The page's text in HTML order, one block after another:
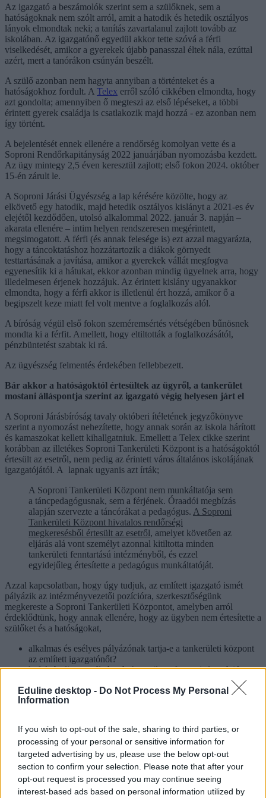
Eduline desktop - Do Not Process My Personal
Information
If you wish to opt-out of the sale, sharing to third parties, or
processing of your personal or sensitive information for
targeted advertising by us, please use the below opt-out
section to confirm your selection. Please note that after your
opt-out request is processed you may continue seeing
interest-based ads based on personal information utilized by
Az igazgató a beszámolók szerint sem a szülőknek, sem a
hatóságoknak nem szólt arról, amit a hatodik és hetedik osztályos
lányok elmondtak neki; a tanítás zavartalanul zajlott tovább az
iskolában. Az igazgatónő egyedül akkor tette szóvá a férfi
viselkedését, amikor a gyerekek újabb panasszal éltek nála, ezúttal
azért, mert a tanórákon csúnyán beszélt.
A szülő azonban nem hagyta annyiban a történteket és a
hatóságokhoz fordult. A Telex erről szóló cikkében elmondta, hogy
azt gondolta; amennyiben ő megteszi az első lépéseket, a többi
érintett gyerek családja is csatlakozik majd hozzá - ez azonban nem
így történt.
A bejelentését ennek ellenére a rendőrség komolyan vette és a
Soproni Rendőrkapitányság 2022 januárjában nyomozásba kezdett.
Az ügy mintegy 2,5 éven keresztül zajlott; első fokon 2024. október
15-én zárult le.
A Soproni Járási Ügyészség a lap kérésére közölte, hogy az
elkövető egy hatodik, majd hetedik osztályos kislányt a 2021-es év
elejétől kezdődően, utolsó alkalommal 2022. január 3. napján –
akarata ellenére – intim helyen rendszeresen megérintett,
megsimogatott. A férfi (és annak felesége is) ezt azzal magyarázta,
hogy a táncoktatáshoz hozzátartozik a diákok görnyedt
testtartásának a javítása, amikor a gyerekek vállát megfogva
egyenesítik ki a hátukat, ekkor azonban mindig ügyelnek arra, hogy
illedelmesen érjenek hozzájuk. Az érintett kislány ugyanakkor
elmondta, hogy a férfi akkor is illetlenül ért hozzá, amikor ő a
begipszelt keze miatt fel volt mentve a foglalkozás alól.
A bíróság végül első fokon szeméremsértés vétségében bűnösnek
mondta ki a férfit. Amellett, hogy eltiltották a foglalkozásától,
pénzbüntetést szabtak ki rá.
Az ügyészség felmentés érdekében fellebbezett.
Bár akkor a hatóságoktól értesültek az ügyről, a tankerület
mostani álláspontja szerint az igazgató végig helyesen járt el
A Soproni Járásbíróság tavaly októberi ítéletének jegyzőkönyve
szerint a nyomozást nehezítette, hogy annak során az iskola hárított
és kamaszokat kellett kihallgatniuk. Emellett a Telex cikke szerint
korábban az illetékes Soproni Tankerületi Központ is a hatóságoktól
értesült az esetről, nem pedig az érintett város általános iskolájának
igazgatójától. A lapnak ugyanis azt írták;
A Soproni Tankerületi Központ nem munkáltatója sem
a táncpedagógusnak, sem a férjének. Óraadói megbízás
alapján szervezte a táncórákat a pedagógus. A Soproni
Tankerületi Központ hivatalos rendőrségi
megkeresésből értesült az esetről, amelyet követően az
eljárás alá vont személyt azonnal kitiltotta minden
tankerületi fenntartású intézményből, és ezzel
egyidejűleg értesítette a pedagógus munkáltatóját.
Azzal kapcsolatban, hogy úgy tudjuk, az említett igazgató ismét
pályázik az intézményvezetői pozícióra, szerkesztőségünk
megkereste a Soproni Tankerületi Központot, amelyben arról
érdeklődtünk, hogy annak ellenére, hogy az ügyben nem értesítette a
szülőket és a hatóságokat,
alkalmas és esélyes pályázónak tartja-e a tankerületi központ
az említett igazgatónőt?
befolyásolja-e a pályázatát, hogy ilyen fontos információt
nyomozást?
van-e az igazgatói pozícióra más pályázó is?
hárított.
Az ügyben az igazgató mindvégig együttműködött és
segítette a hatóságok és a bíróság munkáját
- közölték